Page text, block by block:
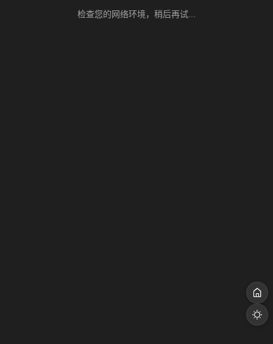
检查您的网络环境，稍后再试...